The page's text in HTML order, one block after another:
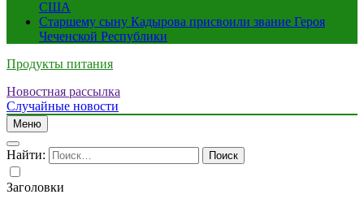
США
Старшему сыну Кадырова присвоили звание Героя
Чеченской Республики
Продукты питания
Новостная рассылка
Случайные новости
Меню
Найти:
Заголовки